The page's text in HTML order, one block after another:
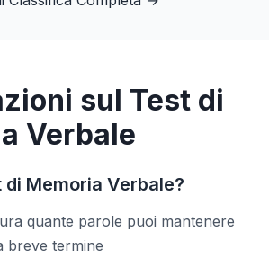
sul Test di
Verbale
Memoria Verbale?
quante parole puoi mantenere
breve termine